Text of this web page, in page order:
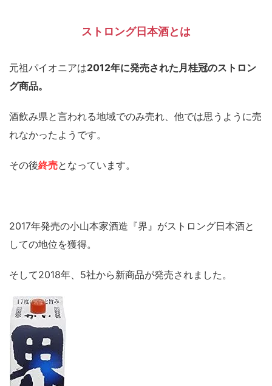
ストロング日本酒とは
元祖パイオニアは2012年に発売された月桂冠のストロン
グ商品。
酒飲み県と言われる地域でのみ売れ、他では思うように売
れなかったようです。
その後終売となっています。
2017年発売の小山本家酒造『界』がストロング日本酒と
しての地位を獲得。
そして2018年、5社から新商品が発売されました。